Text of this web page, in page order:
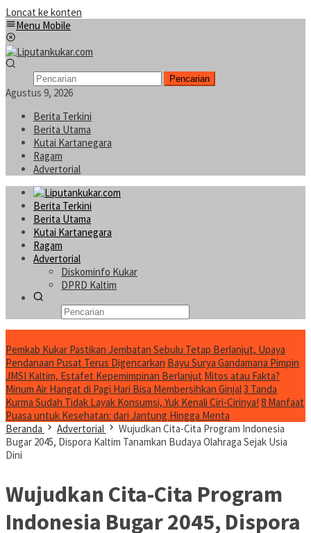
Loncat ke konten
Menu Mobile
Pencarian
Agustus 9, 2026
Berita Terkini
Berita Utama
Kutai Kartanegara
Ragam
Advertorial
Berita Terkini
Berita Utama
Kutai Kartanegara
Ragam
Advertorial
Diskominfo Kukar
DPRD Kaltim
Pemkab Kukar Pastikan Jembatan Sebulu Tetap Berlanjut, Upaya
Pendanaan Pusat Terus Digencarkan Bayu Surya Gandamana Pimpin
JMSI Kaltim, Estafet Kepemimpinan Berlanjut Mitos atau Fakta?
Minum Air Hangat di Pagi Hari Bisa Membersihkan Ginjal3 Tanda
Kurma Sudah Tidak Layak Konsumsi, Yuk Kenali Ciri-Cirinya! 8 Manfaat
Puasa untuk Kesehatan: dari Jantung Hingga Menta
Beranda
Advertorial
Wujudkan Cita-Cita Program Indonesia
Bugar 2045, Dispora Kaltim Tanamkan Budaya Olahraga Sejak Usia
Dini
Wujudkan Cita-Cita Program
Indonesia Bugar 2045, Dispora